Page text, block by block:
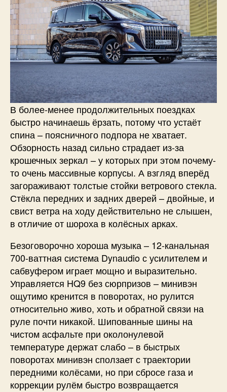
В более-менее продолжительных поездках
быстро начинаешь ёрзать, потому что устаёт
спина – поясничного подпора не хватает.
Обзорность назад сильно страдает из-за
крошечных зеркал – у которых при этом почему-
то очень массивные корпусы. А взгляд вперёд
загораживают толстые стойки ветрового стекла.
Стёкла передних и задних дверей – двойные, и
свист ветра на ходу действительно не слышен,
в отличие от шороха в колёсных арках.
Безоговорочно хороша музыка – 12-канальная
700-ваттная система Dynaudio с усилителем и
сабвуфером играет мощно и выразительно.
Управляется HQ9 без сюрпризов – минивэн
ощутимо кренится в поворотах, но рулится
относительно живо, хоть и обратной связи на
руле почти никакой. Шипованные шины на
чистом асфальте при околонулевой
температуре держат слабо – в быстрых
поворотах минивэн сползает с траектории
передними колёсами, но при сбросе газа и
коррекции рулём быстро возвращается